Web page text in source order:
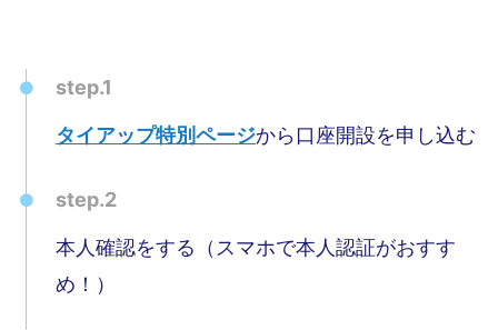
step.1
タイアップ特別ページから口座開設を申し込む
step.2
本人確認をする（スマホで本人認証がおすす
め！）